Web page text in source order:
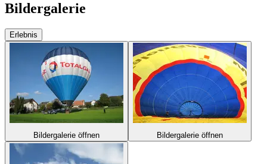
Bildergalerie
Erlebnis
Bildergalerie öffnen Bildergalerie öffnen